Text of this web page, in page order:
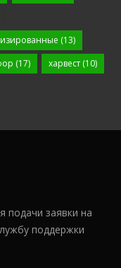
(13)
(17) харвест (10)
подачи заявки на
поддержки